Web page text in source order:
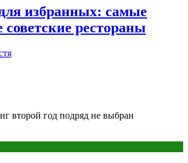
избранных: самые
советские рестораны
второй год подряд не выбран